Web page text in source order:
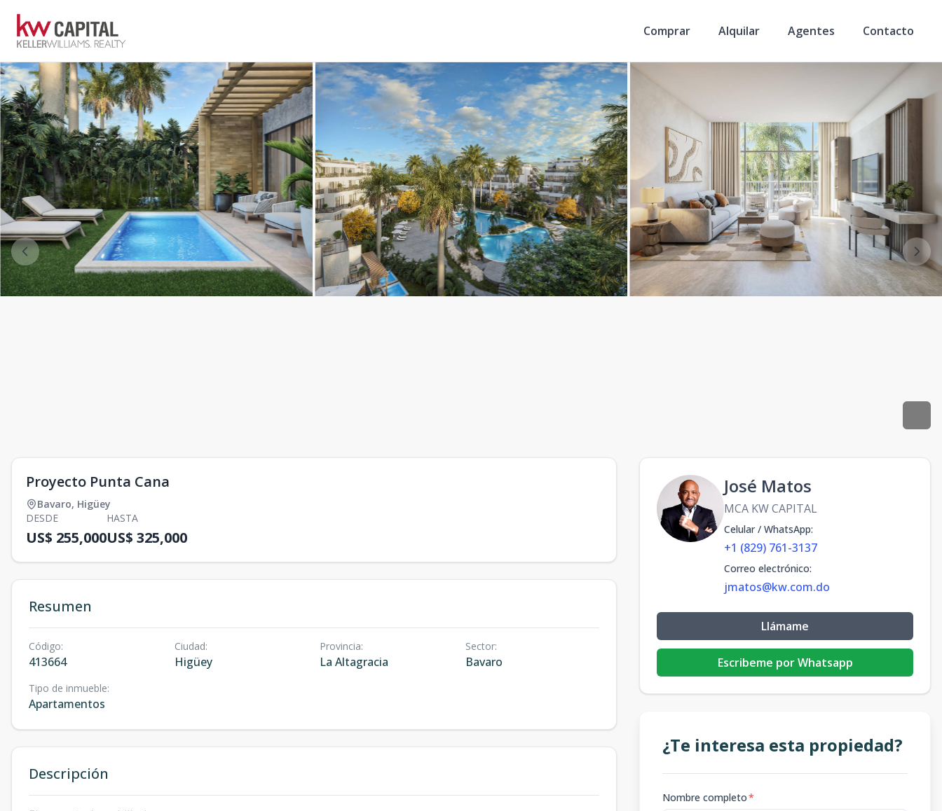
Comprar Alquilar Agentes Contacto
Proyecto Punta Cana
Bavaro, Higüey
DESDE
US$ 255,000
HASTA
US$ 325,000
Resumen
Código:
413664
Ciudad:
Higüey
Provincia:
La Altagracia
Sector:
Bavaro
Tipo de inmueble:
Apartamentos
Descripción
José Matos
MCA KW CAPITAL
Celular / WhatsApp:
+1 (829) 761-3137
Correo electrónico:
jmatos@kw.com.do
Llámame
Escribeme por Whatsapp
¿Te interesa esta propiedad?
Nombre completo*